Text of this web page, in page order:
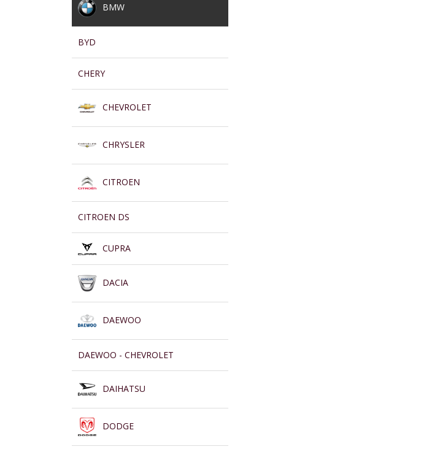
BMW
BYD
CHERY
CHEVROLET
CHRYSLER
CITROEN
CITROEN DS
CUPRA
DACIA
DAEWOO
DAEWOO - CHEVROLET
DAIHATSU
DODGE